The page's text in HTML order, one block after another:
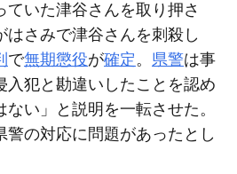
ていた津谷さんを取り押さ
はさみで津谷さんを刺殺し
で無期懲役が確定。 県警は事
入犯と勘違いしたことを認め
ない」と説明を一転させた。
警の対応に問題があったとし